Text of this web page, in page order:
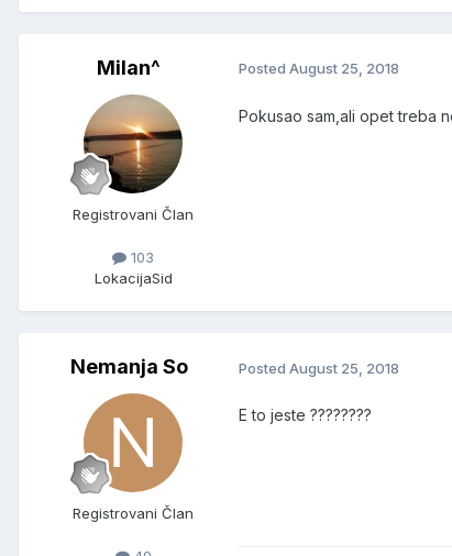
Milan^
Registrovani Član
103
LokacijaSid
Posted August 25, 2018
Pokusao sam,ali opet treba
Nemanja So
Registrovani Član
Posted August 25, 2018
E to jeste ????????